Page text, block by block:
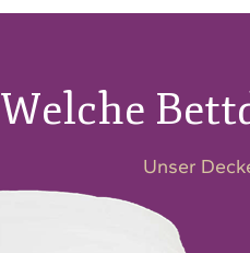
Welche
Unser